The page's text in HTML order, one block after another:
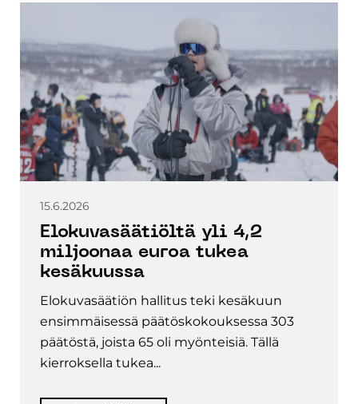
15.6.2026
Elokuvasäätiöltä yli 4,2
miljoonaa euroa tukea
kesäkuussa
Elokuvasäätiön hallitus teki kesäkuun
ensimmäisessä päätöskokouksessa 303
päätöstä, joista 65 oli myönteisiä. Tällä
kierroksella tukea...